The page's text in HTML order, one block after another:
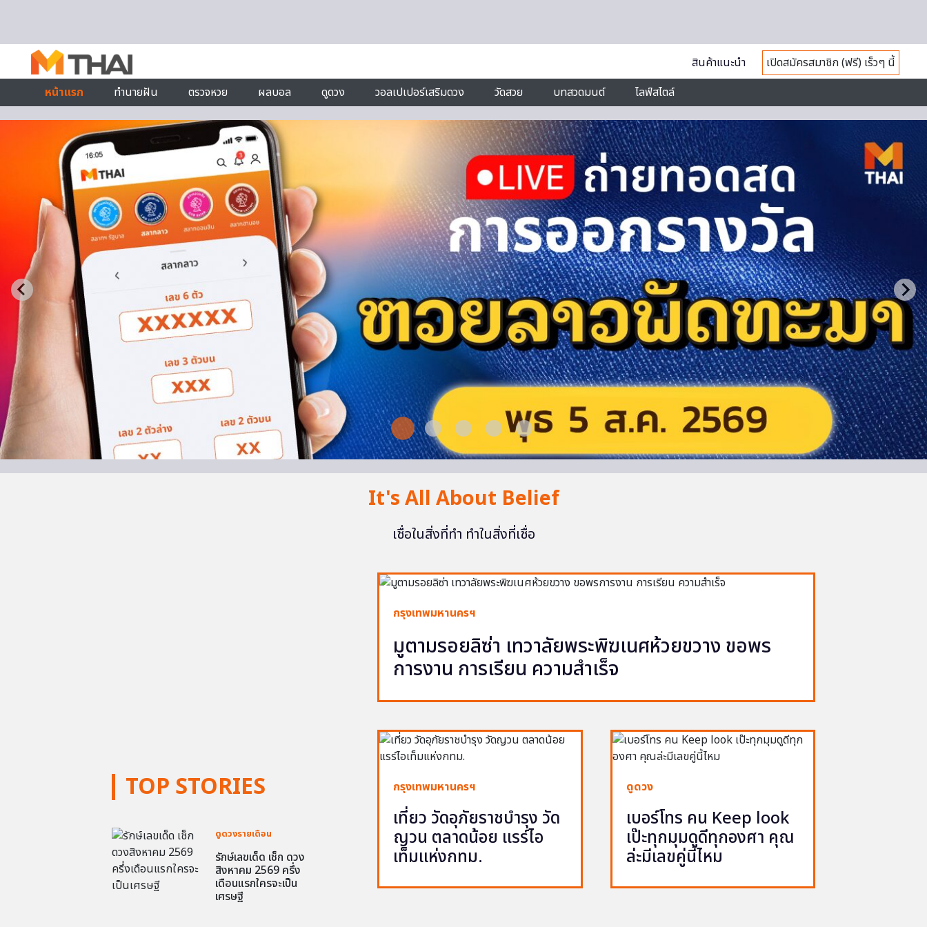
สินค้าแนะนำ
เปิดสมัครสมาชิก (ฟรี) เร็วๆ นี้
หน้าแรก
ทำนายฝัน ตรวจหวย ผลบอล ดูดวง วอลเปเปอร์เสริมดวง วัดสวย บทสวดมนต์ ไลฟ์สไตล์
It's All About Belief
เชื่อในสิ่งที่ทำ ทำในสิ่งที่เชื่อ
TOP STORIES
ดูดวงรายเดือน
รักษ์เลขเด็ด เช็ก ดวง
สิงหาคม 2569 ครึ่ง
เดือนแรกใครจะเป็น
เศรษฐี
กรุงเทพมหานครฯ
มูตามรอยลิซ่า เทวาลัยพระพิฆเนศห้วยขวาง ขอพร
การงาน การเรียน ความสำเร็จ
กรุงเทพมหานครฯ
เที่ยว วัดอุภัยราชบำรุง วัด
ญวน ตลาดน้อย แรร์ไอ
เท็มแห่งกทม.
ดูดวง
เบอร์โทร คน Keep look
เป๊ะทุกมุมดูดีทุกองศา คุณ
ล่ะมีเลขคู่นี้ไหม